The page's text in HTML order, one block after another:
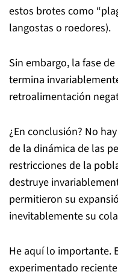
estos brotes como
langostas o roedores).
Sin embargo, la fase
termina
retroalimentación
¿En conclusión? No
de la dinámica de las
restricciones de la
destruye
permitieron su
inevitablemente su
He aquí lo importante.
experimentado